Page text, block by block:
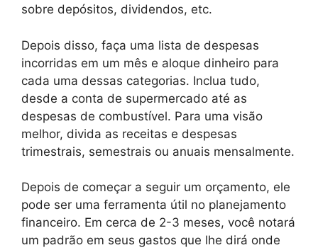
sobre depósitos, dividendos, etc.
Depois disso, faça uma lista de despesas
incorridas em um mês e aloque dinheiro para
cada uma dessas categorias. Inclua tudo,
desde a conta de supermercado até as
despesas de combustível. Para uma visão
melhor, divida as receitas e despesas
trimestrais, semestrais ou anuais mensalmente.
Depois de começar a seguir um orçamento, ele
pode ser uma ferramenta útil no planejamento
financeiro. Em cerca de 2-3 meses, você notará
um padrão em seus gastos que lhe dirá onde